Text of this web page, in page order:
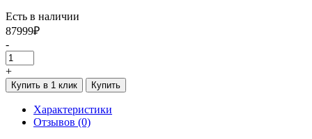
Есть в наличии
87999₽
-
+
Купить в 1 клик Купить
Характеристики
Отзывов (0)